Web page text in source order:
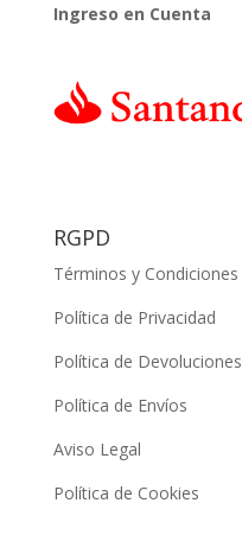
Ingreso en Cuenta
RGPD
Términos y Condiciones
Política de Privacidad
Política de Devoluciones
Política de Envíos
Aviso Legal
Política de Cookies